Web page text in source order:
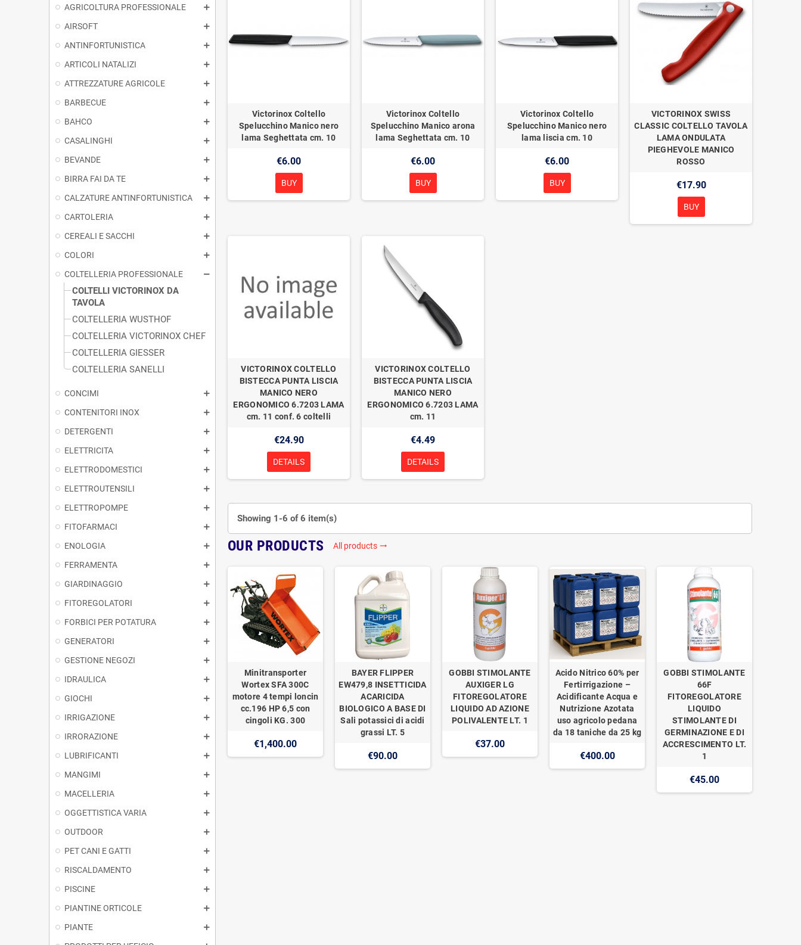
AGRICOLTURA PROFESSIONALE
AIRSOFT
ANTINFORTUNISTICA
ARTICOLI NATALIZI
ATTREZZATURE AGRICOLE
BARBECUE
BAHCO
CASALINGHI
BEVANDE
BIRRA FAI DA TE
CALZATURE ANTINFORTUNISTICA
CARTOLERIA
CEREALI E SACCHI
COLORI
COLTELLERIA PROFESSIONALE
COLTELLI VICTORINOX DA
TAVOLA
COLTELLERIA WUSTHOF
COLTELLERIA VICTORINOX CHEF
COLTELLERIA GIESSER
COLTELLERIA SANELLI
CONCIMI
CONTENITORI INOX
DETERGENTI
ELETTRICITA
ELETTRODOMESTICI
ELETTROUTENSILI
ELETTROPOMPE
FITOFARMACI
ENOLOGIA
FERRAMENTA
GIARDINAGGIO
FITOREGOLATORI
FORBICI PER POTATURA
GENERATORI
GESTIONE NEGOZI
IDRAULICA
GIOCHI
IRRIGAZIONE
IRRORAZIONE
LUBRIFICANTI
MANGIMI
MACELLERIA
OGGETTISTICA VARIA
OUTDOOR
PET CANI E GATTI
RISCALDAMENTO
PISCINE
PIANTINE ORTICOLE
PIANTE
Victorinox Coltello
Spelucchino Manico nero
lama Seghettata cm. 10
€6.00
BUY
Victorinox Coltello
Spelucchino Manico arona
lama Seghettata cm. 10
€6.00
BUY
Victorinox Coltello
Spelucchino Manico nero
lama liscia cm. 10
€6.00
BUY
VICTORINOX SWISS
CLASSIC COLTELLO TAVOLA
LAMA ONDULATA
PIEGHEVOLE MANICO
ROSSO
€17.90
BUY
VICTORINOX COLTELLO
BISTECCA PUNTA LISCIA
MANICO NERO
ERGONOMICO 6.7203 LAMA
cm. 11 conf. 6 coltelli
€24.90
DETAILS
VICTORINOX COLTELLO
BISTECCA PUNTA LISCIA
MANICO NERO
ERGONOMICO 6.7203 LAMA
cm. 11
€4.49
DETAILS
Showing 1-6 of 6 item(s)
OUR PRODUCTS All products trending_flat
Minitransporter
Wortex SFA 300C
motore 4 tempi loncin
cc.196 HP 6,5 con
cingoli KG. 300
€1,400.00
BAYER FLIPPER
EW479,8 INSETTICIDA
ACARICIDA
BIOLOGICO A BASE DI
Sali potassici di acidi
grassi LT. 5
€90.00
GOBBI STIMOLANTE
AUXIGER LG
FITOREGOLATORE
LIQUIDO AD AZIONE
POLIVALENTE LT. 1
€37.00
Acido Nitrico 60% per
Fertirrigazione –
Acidificante Acqua e
Nutrizione Azotata
uso agricolo pedana
da 18 taniche da 25 kg
€400.00
GOBBI STIMOLANTE
66F
FITOREGOLATORE
LIQUIDO
STIMOLANTE DI
GERMINAZIONE E DI
ACCRESCIMENTO LT.
1
€45.00